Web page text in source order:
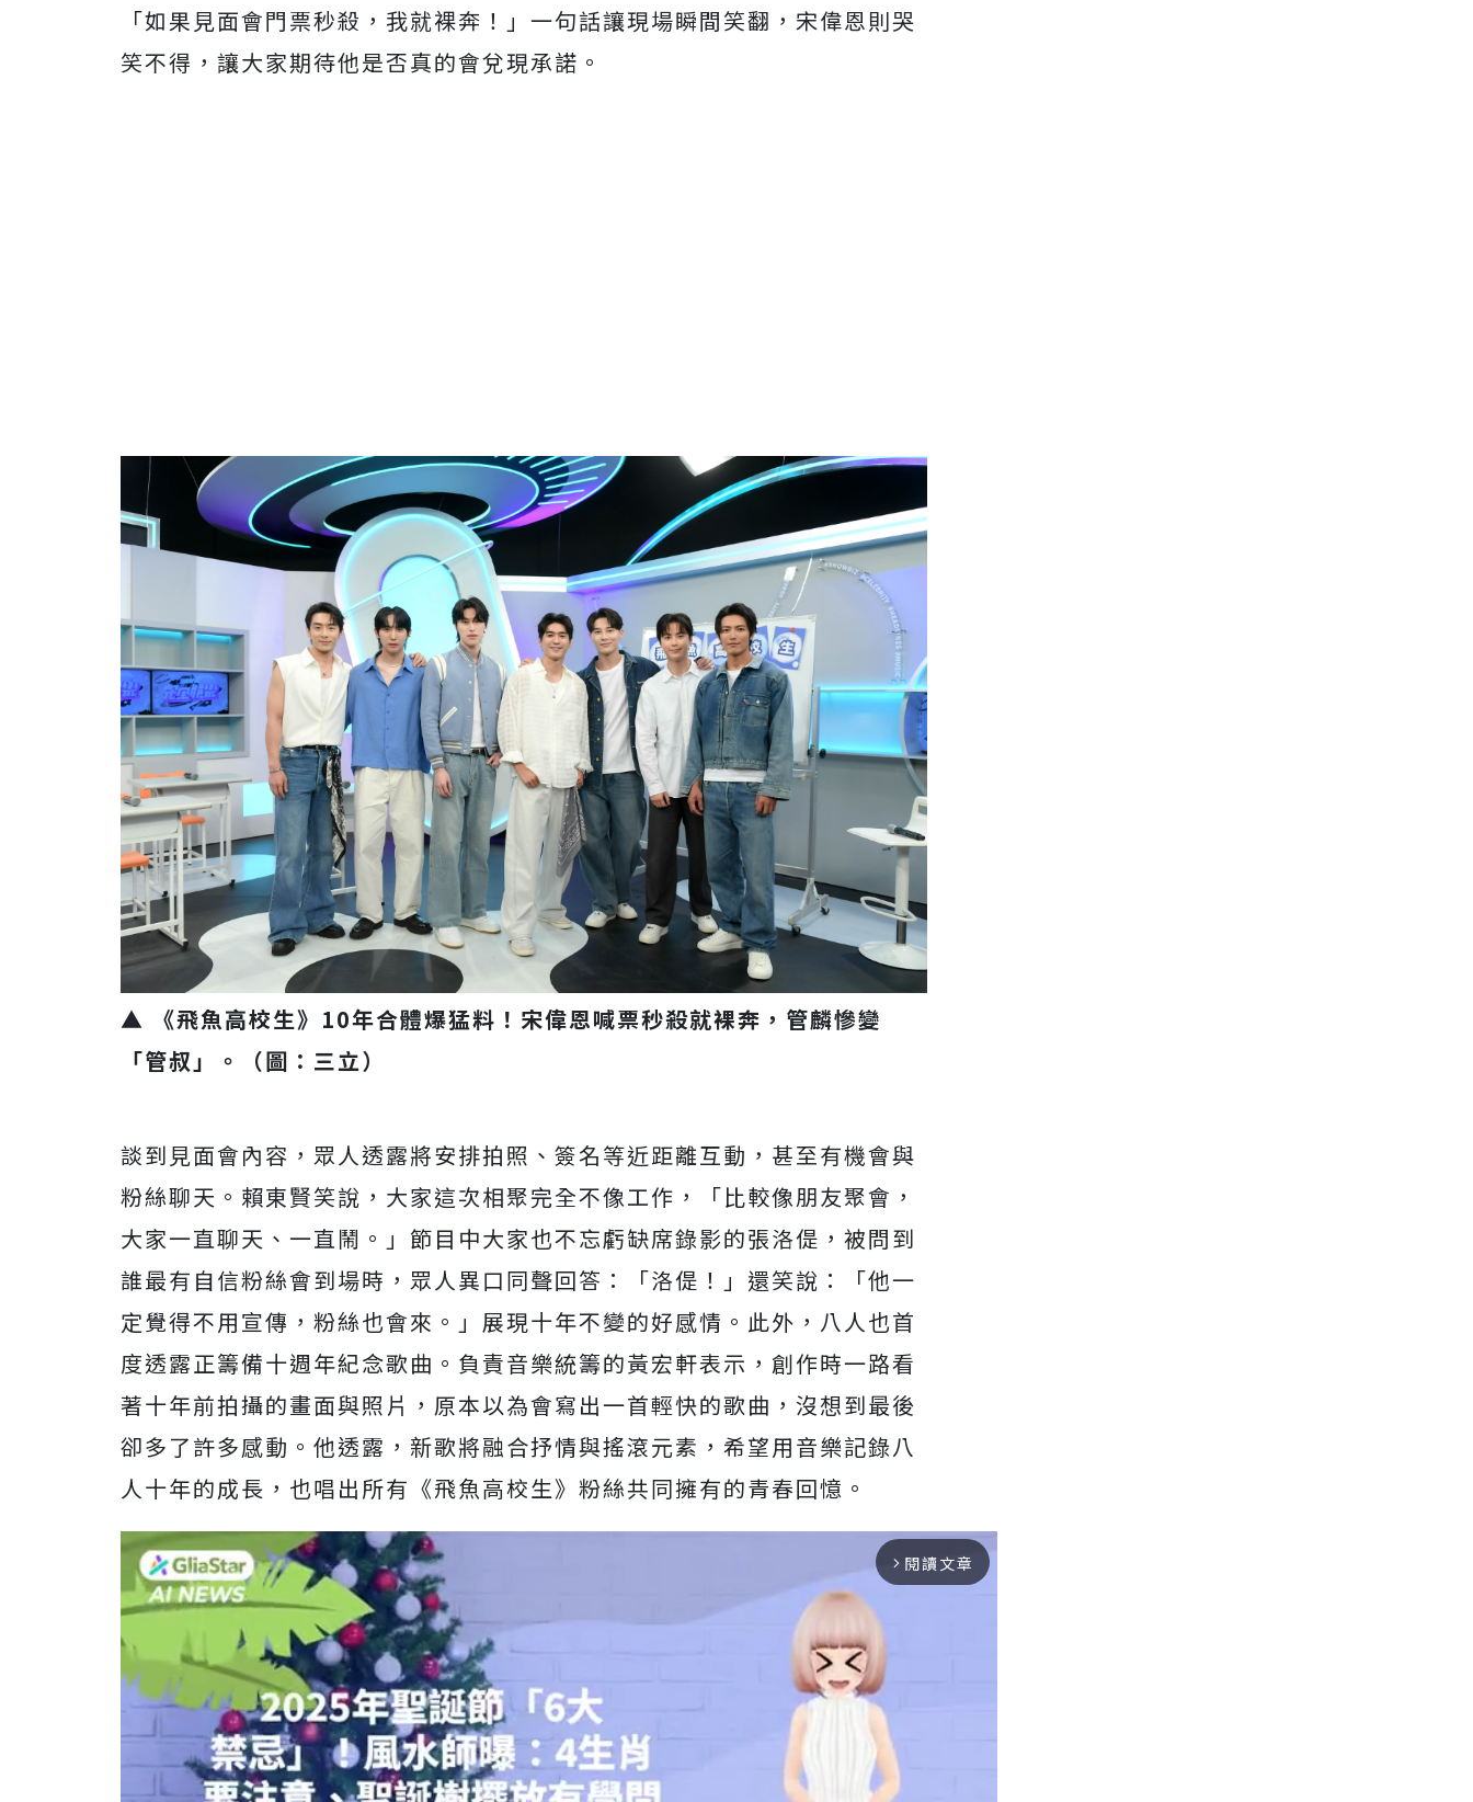
「如果見面會門票秒殺，我就裸奔！」一句話讓現場瞬間笑翻，宋偉恩則哭
笑不得，讓大家期待他是否真的會兌現承諾。
▲ 《飛魚高校生》10年合體爆猛料！宋偉恩喊票秒殺就裸奔，管麟慘變
「管叔」。（圖：三立）
談到見面會內容，眾人透露將安排拍照、簽名等近距離互動，甚至有機會與
粉絲聊天。賴東賢笑說，大家這次相聚完全不像工作，「比較像朋友聚會，
大家一直聊天、一直鬧。」節目中大家也不忘虧缺席錄影的張洛偍，被問到
誰最有自信粉絲會到場時，眾人異口同聲回答：「洛偍！」還笑說：「他一
定覺得不用宣傳，粉絲也會來。」展現十年不變的好感情。此外，八人也首
度透露正籌備十週年紀念歌曲。負責音樂統籌的黃宏軒表示，創作時一路看
著十年前拍攝的畫面與照片，原本以為會寫出一首輕快的歌曲，沒想到最後
卻多了許多感動。他透露，新歌將融合抒情與搖滾元素，希望用音樂記錄八
人十年的成長，也唱出所有《飛魚高校生》粉絲共同擁有的青春回憶。
arrow_forward_ios 閱讀文章